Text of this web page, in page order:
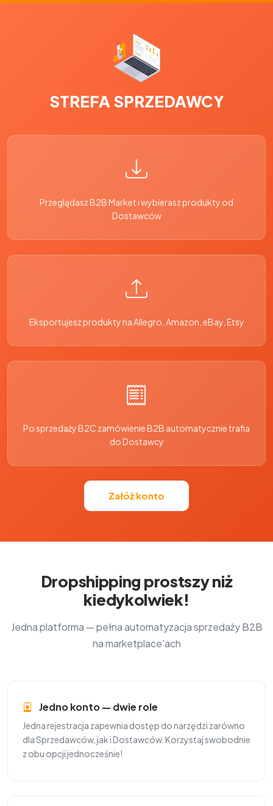
STREFA SPRZEDAWCY
Przeglądasz B2B Market i wybierasz produkty od
Dostawców
Eksportujesz produkty na Allegro, Amazon, eBay, Etsy
Po sprzedaży B2C zamówienie B2B automatycznie trafia
do Dostawcy
Załóż konto
Dropshipping prostszy niż
kiedykolwiek!
Jedna platforma — pełna automatyzacja sprzedaży B2B
na marketplace'ach
Jedno konto — dwie role
Jedna rejestracja zapewnia dostęp do narzędzi zarówno
dla Sprzedawców, jak i Dostawców. Korzystaj swobodnie
z obu opcji jednocześnie!